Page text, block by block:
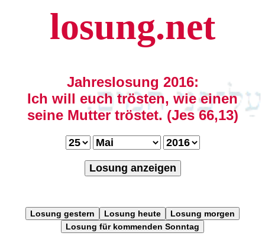
losung.net
Jahreslosung 2016:
Ich will euch trösten, wie einen
seine Mutter tröstet. (Jes 66,13)
Losung anzeigen
Losung gestern Losung heute
Losung morgen
Losung für kommenden Sonntag